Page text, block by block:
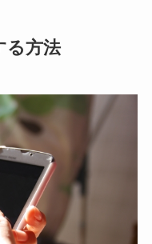
る方法